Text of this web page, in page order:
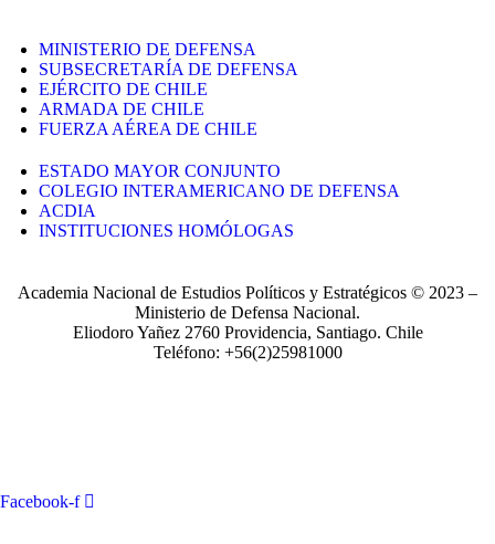
MINISTERIO DE DEFENSA
SUBSECRETARÍA DE DEFENSA
EJÉRCITO DE CHILE
ARMADA DE CHILE
FUERZA AÉREA DE CHILE
ESTADO MAYOR CONJUNTO
COLEGIO INTERAMERICANO DE DEFENSA
ACDIA
INSTITUCIONES HOMÓLOGAS
Academia Nacional de Estudios Políticos y Estratégicos © 2023 –
Ministerio de Defensa Nacional.
Eliodoro Yañez 2760 Providencia, Santiago. Chile
Teléfono: +56(2)25981000
Facebook-f